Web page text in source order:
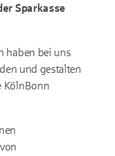
Sparkasse
haben bei uns
und gestalten
KölnBonn